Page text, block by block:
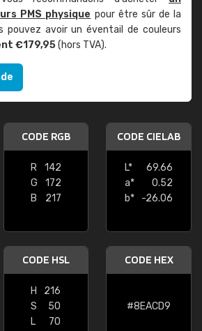
PMS physique pour être sûr de la
pouvez avoir un éventail de couleurs
€179,95(hors TVA).
CODE RGB
R
142
G
172
B
217
CODE CIELAB
L*
69.66
a*
0.52
b*
-26.06
CODE HSL
H
216
S
50
L
70
CODE HEX
#8EACD9